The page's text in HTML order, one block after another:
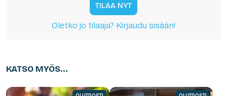
TILAA NYT
Oletko jo tilaaja? Kirjaudu sisään!
KATSO MYÖS...